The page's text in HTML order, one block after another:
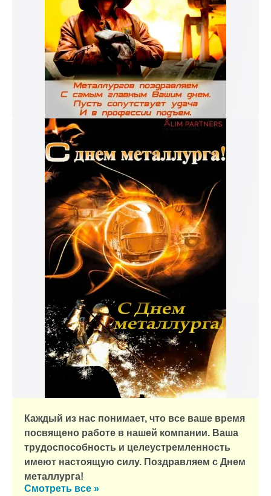
Каждый из нас понимает, что все ваше время
посвящено работе в нашей компании. Ваша
трудоспособность и целеустремленность
имеют настоящую силу. Поздравляем с Днем
металлурга!
Смотреть все »